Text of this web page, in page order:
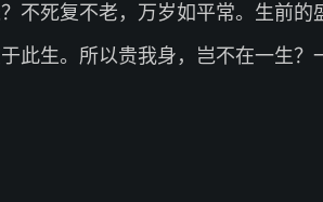
不死复不老，万岁如平常。生前
此生。所以贵我身，岂不在一生？